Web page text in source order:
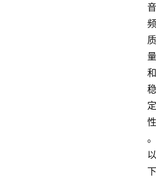
音
频
质
量
和
稳
定
性
。
以
下